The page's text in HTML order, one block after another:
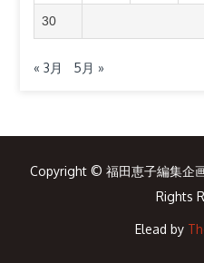
30
« 3月 5月 »
Copyright © 福田恵子編集企
Rights
Elead by